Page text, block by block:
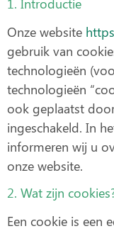
1. Introductie
Onze website
gebruik van
technologieën
technologieën
ook geplaatst
ingeschakeld. In
informeren wij u
onze website.
2. Wat zijn
Een cookie is een